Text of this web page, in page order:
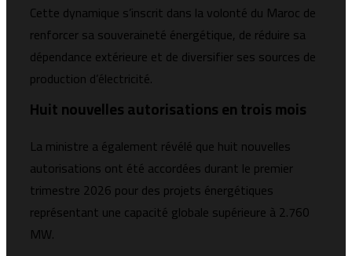
Cette dynamique s’inscrit dans la volonté du Maroc de
renforcer sa souveraineté énergétique, de réduire sa
dépendance extérieure et de diversifier ses sources de
production d’électricité.
Huit nouvelles autorisations en trois mois
La ministre a également révélé que huit nouvelles
autorisations ont été accordées durant le premier
trimestre 2026 pour des projets énergétiques
représentant une capacité globale supérieure à 2.760
MW.